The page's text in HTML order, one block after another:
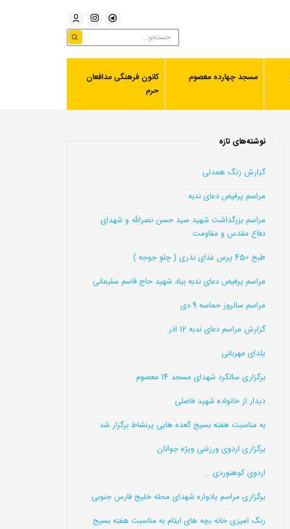
مسجد چهارده معصوم
کانون فرهنگی مدافعان
حرم
نوشته‌های تازه
گزارش زنگ همدلی
مراسم پرفیض دعای ندبه
مراسم بزرگداشت شهید سید حسن نصرالله و شهدای
دفاع مقدس و مقاومت
طبخ 450 پرس غذای نذری ( چلو جوجه )
مراسم پرفیض دعای ندبه بیاد شهید حاج قاسم سلیمانی
مراسم سالروز حماسه 9 دی
گزارش مراسم دعای ندبه 12 اذر
یلدای مهربانی
برگزاری سالگرد شهدای مسجد 14 معصوم
دیدار از خانواده شهید فاضلی
به مناسبت هفته بسیج گعده هایی پرنشاط برگزار شد
برگزاری اردوی ورزشی ویژه جوانان
اردوی کوهنوردی …
برگزاری مراسم یادواره شهدای محله خلیج فارس جنوبی
رنگ امیزی خانه بچه های ایتام به مناسبت هفته بسیج